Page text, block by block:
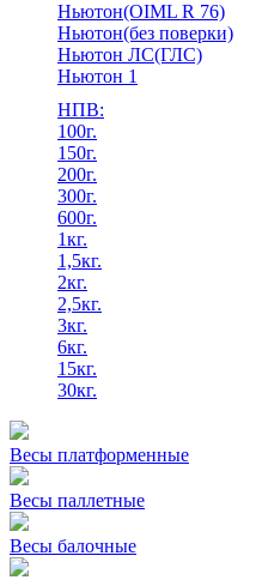
Ньютон(OIML R 76)
Ньютон(без поверки)
Ньютон ЛС(ГЛС)
Ньютон 1
НПВ:
100г.
150г.
200г.
300г.
600г.
1кг.
1,5кг.
2кг.
2,5кг.
3кг.
6кг.
15кг.
30кг.
Весы платформенные
Весы паллетные
Весы балочные